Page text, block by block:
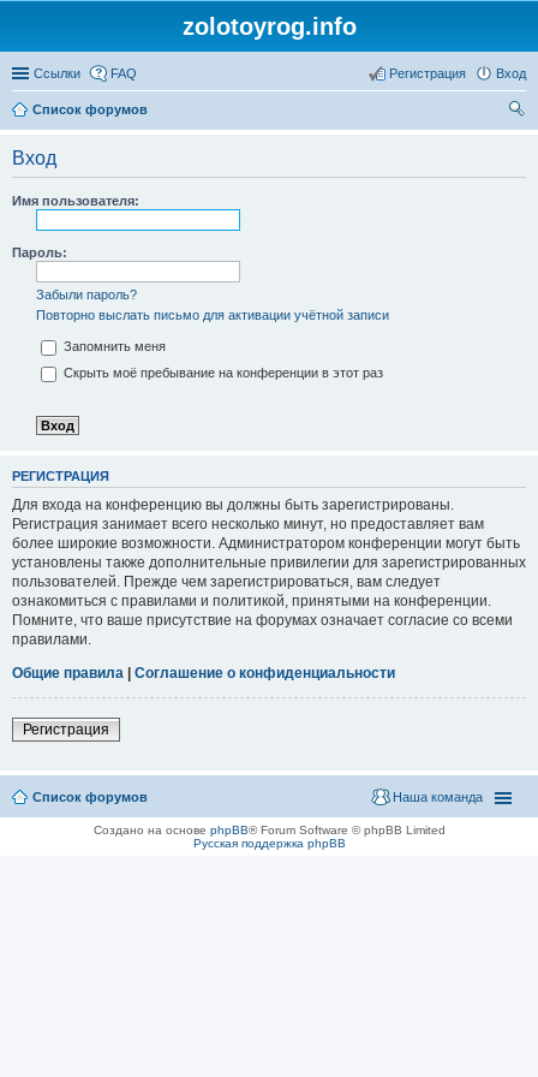
zolotoyrog.info
Ссылки FAQ Вход
Регистрация
Список форумов
Вход
Имя пользователя:
Пароль:
Забыли пароль?
Повторно выслать письмо для активации учётной записи
Запомнить меня
Скрыть моё пребывание на конференции в этот раз
РЕГИСТРАЦИЯ
Для входа на конференцию вы должны быть зарегистрированы.
Регистрация занимает всего несколько минут, но предоставляет вам
более широкие возможности. Администратором конференции могут быть
установлены также дополнительные привилегии для зарегистрированных
пользователей. Прежде чем зарегистрироваться, вам следует
ознакомиться с правилами и политикой, принятыми на конференции.
Помните, что ваше присутствие на форумах означает согласие со всеми
правилами.
Общие правила | Соглашение о конфиденциальности
Регистрация
Список форумов Наша команда
Создано на основе phpBB® Forum Software © phpBB Limited
Русская поддержка phpBB